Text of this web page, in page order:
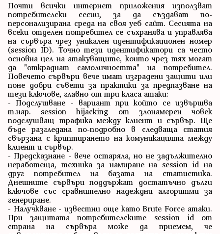
Почти всички интернет приложения използват
потребителски сесии, за да създават по-
персонализирана среда на своя уеб сайт. Сесията на
всеки отделен потребител се съхранява и управлява
на сървъра чрез уникален идентификационен номер
(session ID). Точно тези идентификатори са често
основна цел на атакуващите, които чрез тях могат
да "откраднат самоличността" на потребител.
Повечето сървъри вече имат изградени защити или
поне добри съвети за практики за предпазване на
тези ключове, главно от три класа атаки:
- Подслушване - вариант при който се извършва
т.нар. session hijacking от злонамерен човек
подслушващ трафика между клиент и сървър. Ще
бъде разгледана по-подробно в следваща статия
свързана с криптирането на комуникацията между
клиент и сървър.
- Предсказнане - вече остаряла, но не задължително
неработеща, техника за намиране на session id на
друг потребител на базата на статистика.
Днешните сървъри поддържат достатъчно дълги
ключове със сравнително надеждни алгоритми за
генериране.
- Налучкване - известни още като Brute Force атаки.
При защитата потребителските session id от
страна на сървъра може да приемем, че